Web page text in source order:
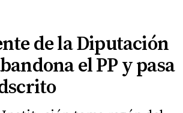
de la Diputación
el PP y pasa